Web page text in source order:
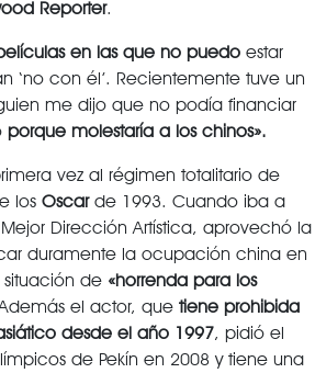
Reporter.
en las que no puedo estar
‘no con él’. Recientemente tuve un
me dijo que no podía financiar
porque molestaría a los chinos».
vez al régimen totalitario de
los Oscarde 1993. Cuando iba a
Dirección Artística, aprovechó la
duramente la ocupación china en
de «horrenda para los
el actor, que tiene prohibida
desde el año 1997, pidió el
de Pekín en 2008 y tiene una